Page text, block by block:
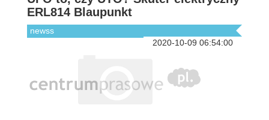
ERL814 Blaupunkt
newss
2020-10-09 06:54:00